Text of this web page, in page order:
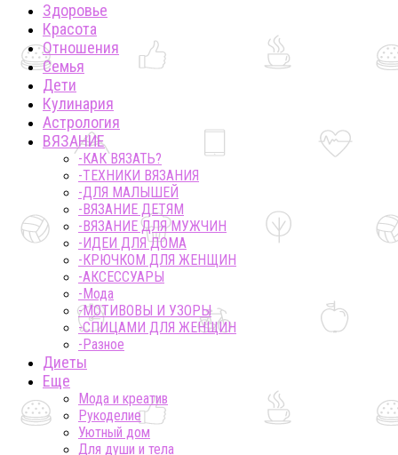
Здоровье
Красота
Отношения
Семья
Дети
Кулинария
Астрология
ВЯЗАНИЕ
-КАК ВЯЗАТЬ?
-ТЕХНИКИ ВЯЗАНИЯ
-ДЛЯ МАЛЫШЕЙ
-ВЯЗАНИЕ ДЕТЯМ
-ВЯЗАНИЕ ДЛЯ МУЖЧИН
-ИДЕИ ДЛЯ ДОМА
-КРЮЧКОМ ДЛЯ ЖЕНЩИН
-AКСЕССУАРЫ
-Мода
-МОТИВОВЫ И УЗОРЫ
-СПИЦАМИ ДЛЯ ЖЕНЩИН
-Разное
Диеты
Еще
Мода и креатив
Рукоделие
Уютный дом
Для души и тела